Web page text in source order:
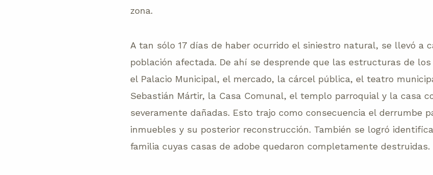
zona.
A tan sólo 17 días de haber ocurrido el siniestro natural, se llevó a
población afectada. De ahí se desprende que las estructuras de
el Palacio Municipal, el mercado, la cárcel pública, el teatro
Sebastián Mártir, la Casa Comunal, el templo parroquial y la casa
severamente dañadas. Esto trajo como consecuencia el derrumbe
inmuebles y su posterior reconstrucción. También se logró
familia cuyas casas de adobe quedaron completamente destruidas.